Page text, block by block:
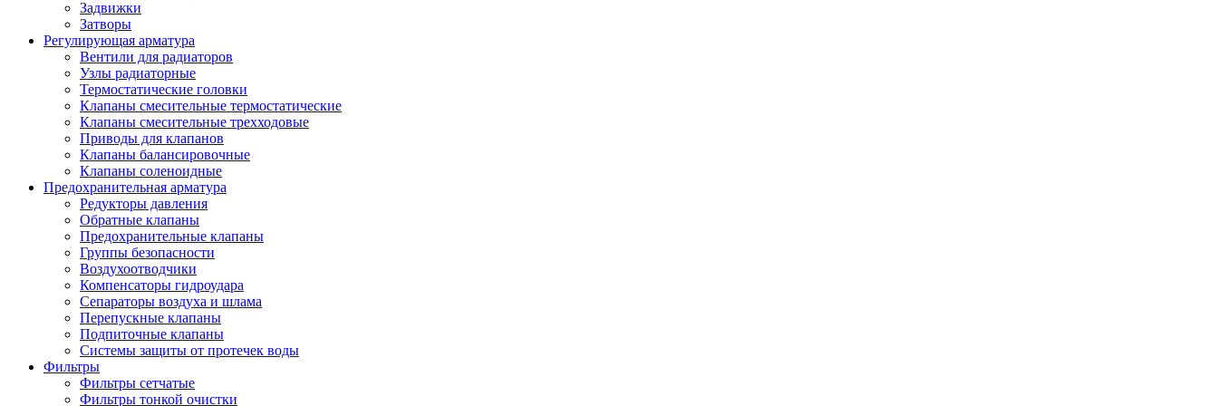
Задвижки
Затворы
Регулирующая арматура
Вентили для радиаторов
Узлы радиаторные
Термостатические головки
Клапаны смесительные термостатические
Клапаны смесительные трехходовые
Приводы для клапанов
Клапаны балансировочные
Клапаны соленоидные
Предохранительная арматура
Редукторы давления
Обратные клапаны
Предохранительные клапаны
Группы безопасности
Воздухоотводчики
Компенсаторы гидроудара
Сепараторы воздуха и шлама
Перепускные клапаны
Подпиточные клапаны
Системы защиты от протечек воды
Фильтры
Фильтры сетчатые
Фильтры тонкой очистки